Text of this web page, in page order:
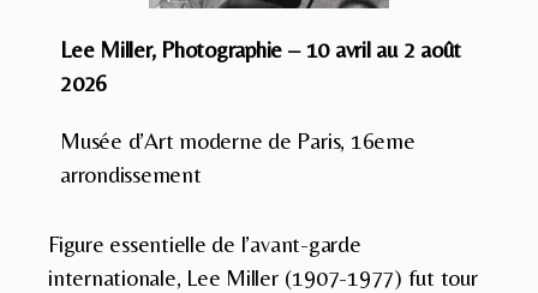
Lee Miller, Photographie – 10 avril au 2 août
2026
Musée d’Art moderne de Paris, 16eme
arrondissement
Figure essentielle de l’avant-garde
internationale, Lee Miller (1907-1977) fut tour